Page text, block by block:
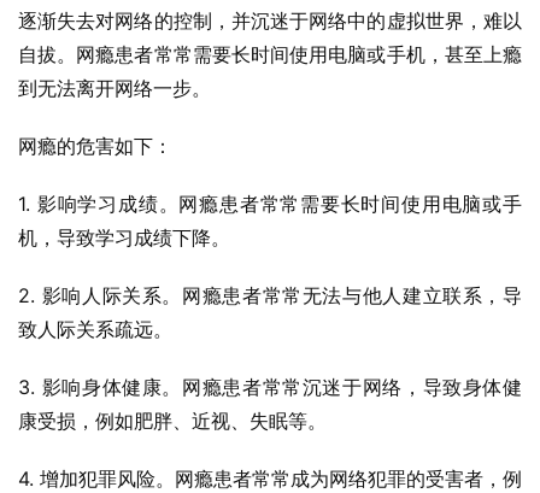
逐渐失去对网络的控制，并沉迷于网络中的虚拟世界，难以
自拔。网瘾患者常常需要长时间使用电脑或手机，甚至上瘾
到无法离开网络一步。
网瘾的危害如下：
1. 影响学习成绩。网瘾患者常常需要长时间使用电脑或手
机，导致学习成绩下降。
2. 影响人际关系。网瘾患者常常无法与他人建立联系，导
致人际关系疏远。
3. 影响身体健康。网瘾患者常常沉迷于网络，导致身体健
康受损，例如肥胖、近视、失眠等。
4. 增加犯罪风险。网瘾患者常常成为网络犯罪的受害者，例